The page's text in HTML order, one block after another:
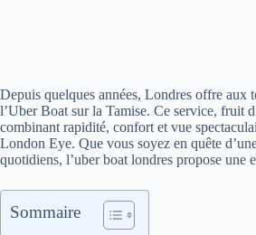
Depuis quelques années, Londres offre aux
l’Uber Boat sur la Tamise. Ce service, fruit
combinant rapidité, confort et vue
London Eye. Que vous soyez en quête
quotidiens, l’uber boat londres propose une
Sommaire